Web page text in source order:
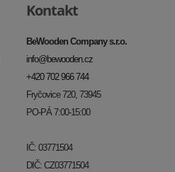
Kontakt
BeWooden Company s.r.o.
info@bewooden.cz
+420 702 966 744
Fryčovice 720, 73945
PO-PÁ 7:00-15:00
IČ: 03771504
DIČ: CZ03771504